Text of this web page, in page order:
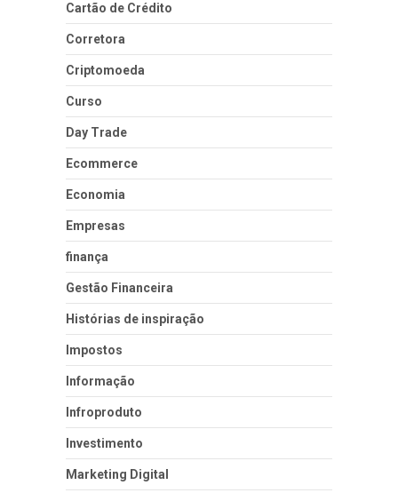
Cartão de Crédito
Corretora
Criptomoeda
Curso
Day Trade
Ecommerce
Economia
Empresas
finança
Gestão Financeira
Histórias de inspiração
Impostos
Informação
Infroproduto
Investimento
Marketing Digital